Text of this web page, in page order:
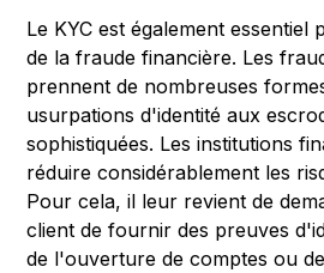
Le KYC est également
de la fraude financière. Les
prennent de nombreuses
usurpations d'identité aux
sophistiquées. Les institutions
réduire considérablement les
Pour cela, il leur revient de
client de fournir des preuves
de l'ouverture de comptes ou